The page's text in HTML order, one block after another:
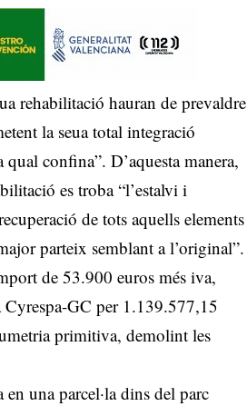
rehabilitació hauran de prevaldre
la seua total integració
confina”. D’aquesta manera,
es troba “l’estalvi i
de tots aquells elements
parteix semblant a l’original”.
de 53.900 euros més iva,
Cyrespa-GC per 1.139.577,15
primitiva, demolint les
una parcel·la dins del parc